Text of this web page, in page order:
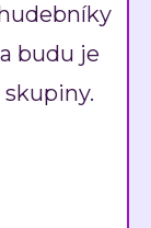
a budu je